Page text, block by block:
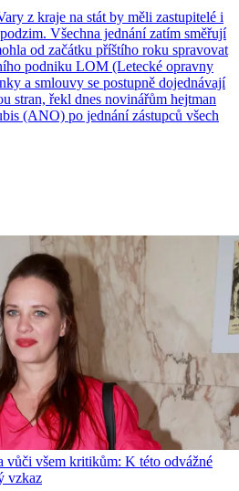
z kraje na stát by měli zastupitelé i
Všechna jednání zatím směřují
od začátku příštího roku spravovat
podniku LOM (Letecké opravny
a smlouvy se postupně dojednávají
stran, řekl dnes novinářům hejtman
(ANO) po jednání zástupců všech
všem kritikům: K této odvážné
vzkaz